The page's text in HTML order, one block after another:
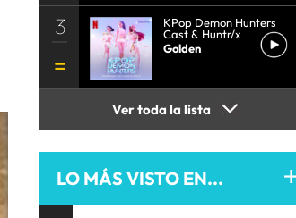
3
KPop Demon Hunters
Cast & Huntr/x
Golden
Ver toda la lista
LO MÁS VISTO EN...